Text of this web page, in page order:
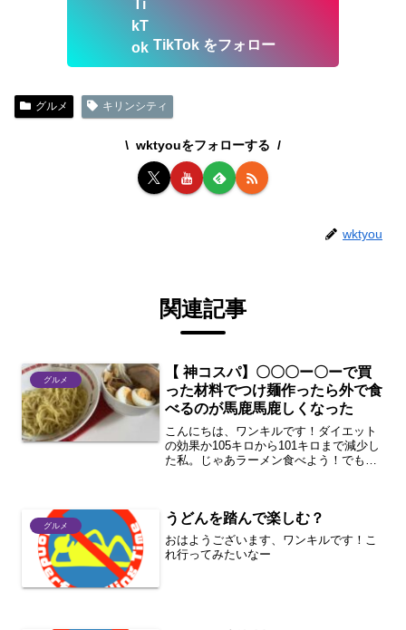
TikTok をフォロー
グルメ キリンシティ
wktyouをフォローする
wktyou
関連記事
グルメ
【 神コスパ】〇〇〇ー〇ーで買
った材料でつけ麺作ったら外で食
べるのが馬鹿馬鹿しくなった
こんにちは、ワンキルです！ダイエット
の効果か105キロから101キロまで減少し
た私。じゃあラーメン食べよう！でも外
才的なヒラメキ！そ...
グルメ うどんを踏んで楽しむ？
おはようございます、ワンキルです！こ
れ行ってみたいなー